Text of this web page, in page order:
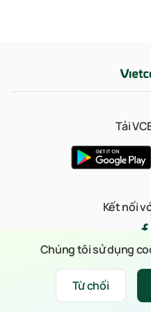
Tải
Kết nối
© 2023 Bản quyền thuộc về
Từ chối
Chúng tôi sử dụng